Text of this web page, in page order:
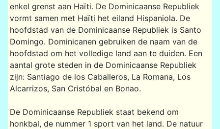
enkel grenst aan Haïti. De Dominicaanse Republiek
vormt samen met Haïti het eiland Hispaniola. De
hoofdstad van de Dominicaanse Republiek is Santo
Domingo. Dominicanen gebruiken de naam van de
hoofdstad om het volledige land aan te duiden. Een
aantal grote steden in de Dominicaanse Republiek
zijn: Santiago de los Caballeros, La Romana, Los
Alcarrizos, San Cristóbal en Bonao.
De Dominicaanse Republiek staat bekend om
honkbal, de nummer 1 sport van het land. De natuur